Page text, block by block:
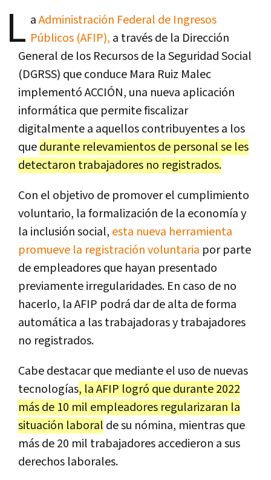
L aAdministración Federal de Ingresos
Públicos (AFIP), a través de la Dirección
General de los Recursos de la Seguridad Social
(DGRSS) que conduce Mara Ruiz Malec
implementó ACCIÓN, una nueva aplicación
informática que permite fiscalizar
digitalmente a aquellos contribuyentes a los
quedurante relevamientos de personal se les
detectaron trabajadores no registrados.
Con el objetivo de promover el cumplimiento
voluntario, la formalización de la economía y
la inclusión social, esta nueva herramienta
promueve la registración voluntaria por parte
de empleadores que hayan presentado
previamente irregularidades. En caso de no
hacerlo, la AFIP podrá dar de alta de forma
automática a las trabajadoras y trabajadores
no registrados.
Cabe destacar que mediante el uso de nuevas
tecnologías, la AFIP logró que durante 2022
más de 10 mil empleadores regularizaran la
situación laboral de su nómina, mientras que
más de 20 mil trabajadores accedieron a sus
derechos laborales.